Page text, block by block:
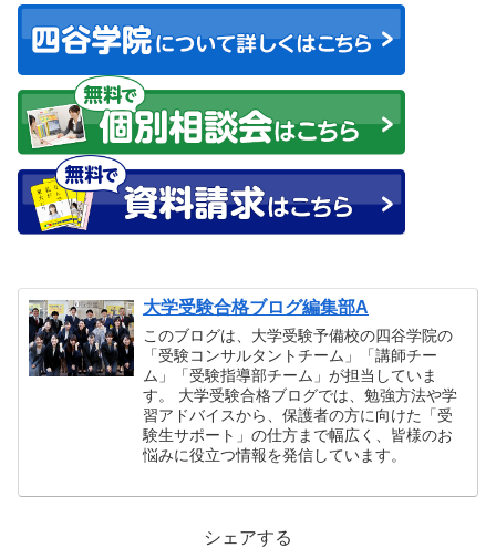
大学受験合格ブログ編集部A
このブログは、大学受験予備校の四谷学院の
「受験コンサルタントチーム」「講師チー
ム」「受験指導部チーム」が担当していま
す。 大学受験合格ブログでは、勉強方法や学
習アドバイスから、保護者の方に向けた「受
験生サポート」の仕方まで幅広く、皆様のお
悩みに役立つ情報を発信しています。
シェアする